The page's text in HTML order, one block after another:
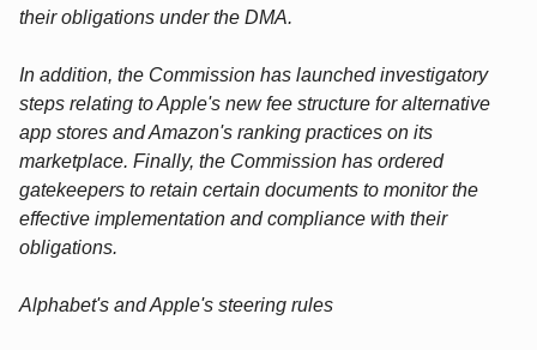
their obligations under the DMA.
In addition, the Commission has launched investigatory
steps relating to Apple's new fee structure for alternative
app stores and Amazon's ranking practices on its
marketplace. Finally, the Commission has ordered
gatekeepers to retain certain documents to monitor the
effective implementation and compliance with their
obligations.
Alphabet's and Apple's steering rules